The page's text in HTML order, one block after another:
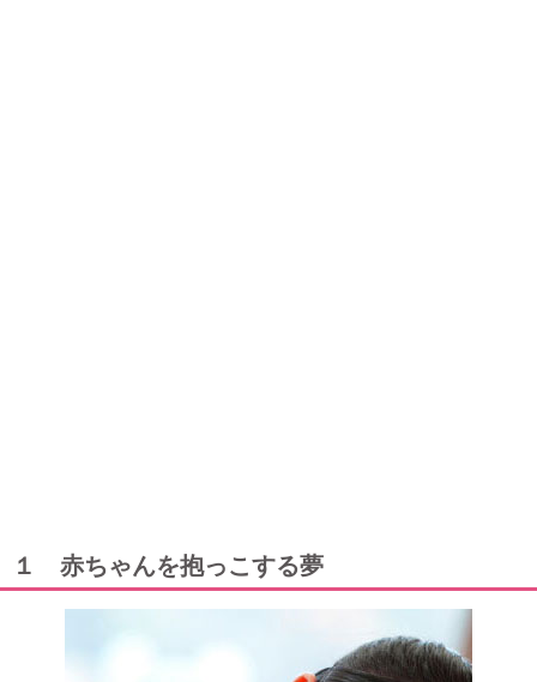
１ 赤ちゃんを抱っこする夢